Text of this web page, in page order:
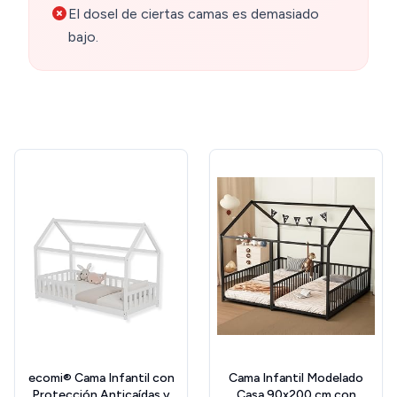
El dosel de ciertas camas es demasiado
bajo.
ecomi® Cama Infantil con
Cama Infantil Modelado